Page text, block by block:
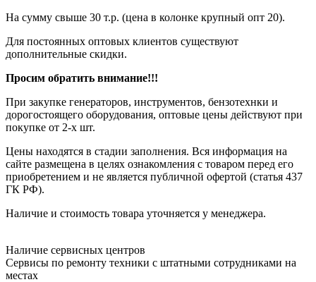
На сумму свыше 30 т.р. (цена в колонке крупный опт 20).
Для постоянных оптовых клиентов существуют
дополнительные скидки.
Просим обратить внимание!!!
При закупке генераторов, инструментов, бензотехнки и
дорогостоящего оборудования, оптовые цены действуют при
покупке от 2-х шт.
Цены находятся в стадии заполнения. Вся информация на
сайте размещена в целях ознакомления с товаром перед его
приобретением и не является публичной офертой (статья 437
ГК РФ).
Наличие и стоимость товара уточняется у менеджера.
Наличие сервисных центров
Сервисы по ремонту техники с штатными сотрудниками на
местах